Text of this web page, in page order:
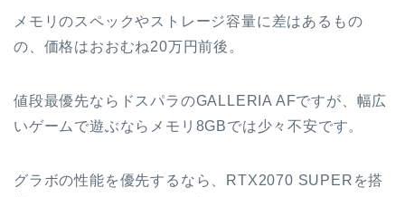
メモリのスペックやストレージ容量に差はあるもの
の、価格はおおむね20万円前後。
値段最優先ならドスパラのGALLERIA AFですが、幅広
いゲームで遊ぶならメモリ8GBでは少々不安です。
グラボの性能を優先するなら、RTX2070 SUPERを搭